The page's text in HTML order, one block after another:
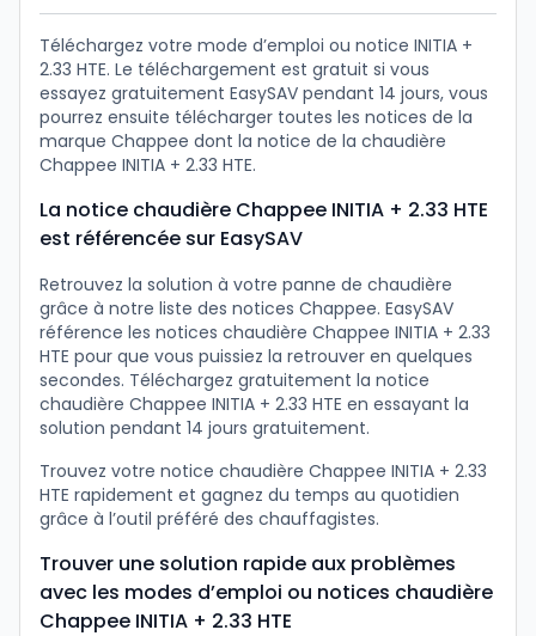
Téléchargez votre mode d’emploi ou notice INITIA +
2.33 HTE. Le téléchargement est gratuit si vous
essayez gratuitement EasySAV pendant 14 jours, vous
pourrez ensuite télécharger toutes les notices de la
marque Chappee dont la notice de la chaudière
Chappee INITIA + 2.33 HTE.
La notice chaudière Chappee INITIA + 2.33 HTE
est référencée sur EasySAV
Retrouvez la solution à votre panne de chaudière
grâce à notre liste des notices Chappee. EasySAV
référence les notices chaudière Chappee INITIA + 2.33
HTE pour que vous puissiez la retrouver en quelques
secondes. Téléchargez gratuitement la notice
chaudière Chappee INITIA + 2.33 HTE en essayant la
solution pendant 14 jours gratuitement.
Trouvez votre notice chaudière Chappee INITIA + 2.33
HTE rapidement et gagnez du temps au quotidien
grâce à l’outil préféré des chauffagistes.
Trouver une solution rapide aux problèmes
avec les modes d’emploi ou notices chaudière
Chappee INITIA + 2.33 HTE